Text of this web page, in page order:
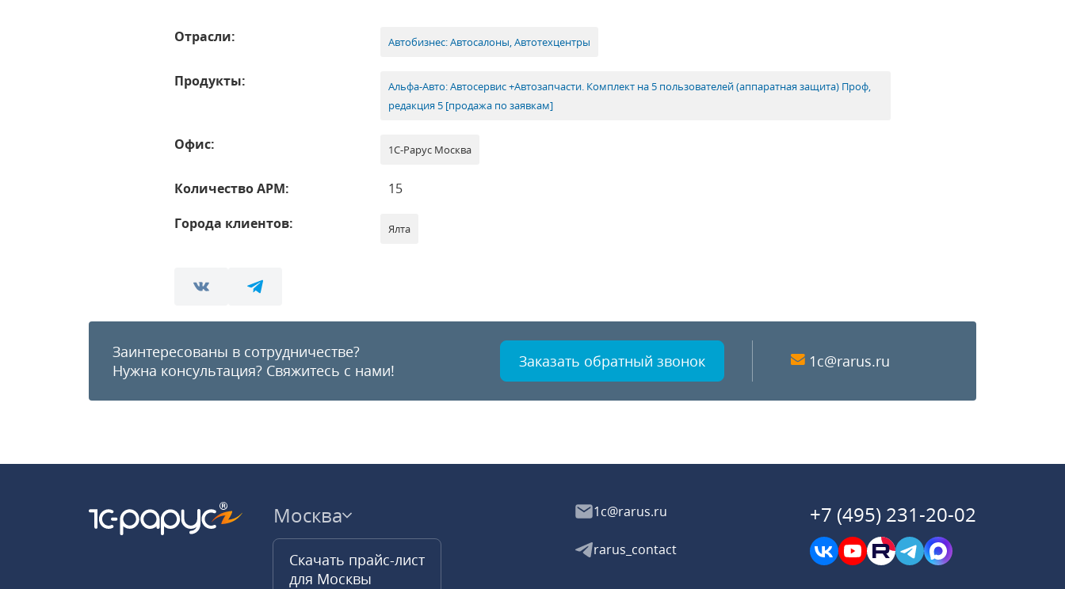
Отрасли: Автобизнес: Автосалоны, Автотехцентры
Продукты:
Альфа-Авто: Автосервис +Автозапчасти. Комплект на 5 пользователей (аппаратная защита) Проф,
редакция 5 [продажа по заявкам]
Офис: 1С-Рарус Москва
Количество АРМ:
15
Города клиентов:
Ялта
Заинтересованы в сотрудничестве?
Нужна консультация? Свяжитесь с нами! Заказать обратный звонок 1c@rarus.ru
Москва
Скачать прайс-лист
для Москвы
1c@rarus.ru
rarus_contact
+7 (495) 231-20-02